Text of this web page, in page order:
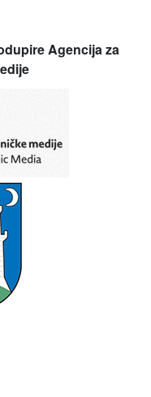
Agencija za